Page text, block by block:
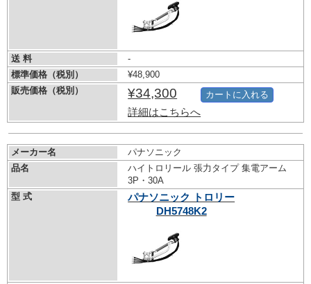
送 料
-
標準価格（税別）
¥48,900
販売価格（税別）
¥34,300
詳細はこちらへ
カートに入れる
メーカー名
パナソニック
品名
ハイトロリール 張力タイプ 集電アーム
3P・30A
型 式
パナソニック トロリー
DH5748K2